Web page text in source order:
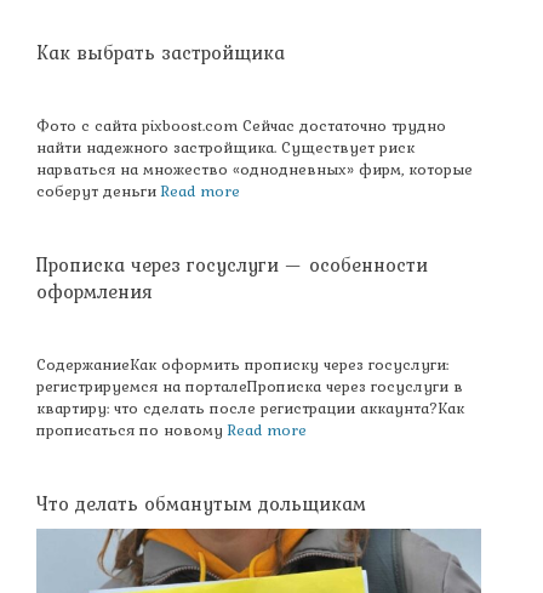
Как выбрать застройщика
Фото с сайта pixboost.com Сейчас достаточно трудно
найти надежного застройщика. Существует риск
нарваться на множество «однодневных» фирм, которые
соберут деньгиRead more
Прописка через госуслуги — особенности
оформления
СодержаниеКак оформить прописку через госуслуги:
регистрируемся на порталеПрописка через госуслуги в
квартиру: что сделать после регистрации аккаунта?Как
прописаться по новомуRead more
Что делать обманутым дольщикам